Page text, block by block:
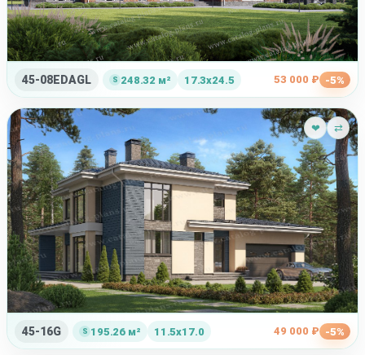
45-08EDAGL 248.32 м² 17.3x24.5 53 000 ₽ -5%
❤ ⇄
45-16G 195.26 м² 11.5x17.0 49 000 ₽ -5%